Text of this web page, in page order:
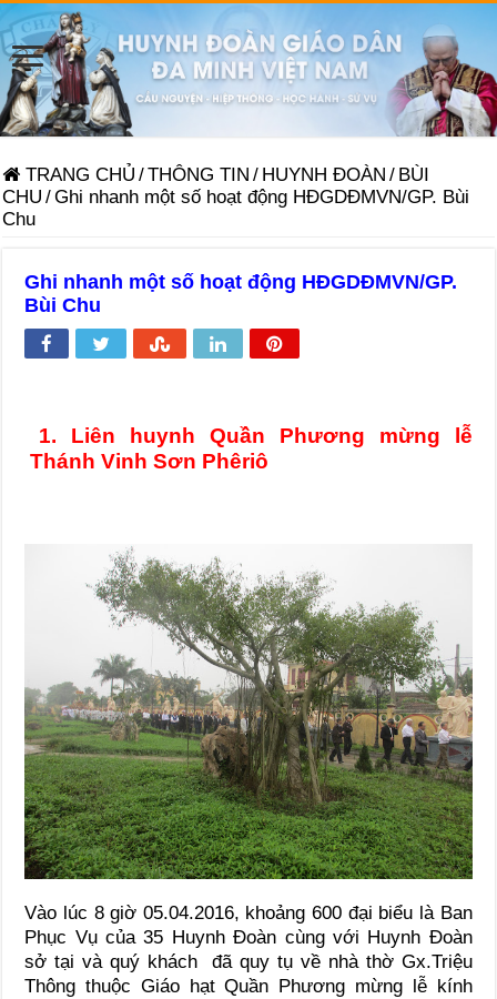
TRANG CHỦ /THÔNG TIN / HUYNH ĐOÀN / BÙI
CHU /Ghi nhanh một số hoạt động HĐGDĐMVN/GP. Bùi
Chu
Ghi nhanh một số hoạt động HĐGDĐMVN/GP.
Bùi Chu
1. Liên huynh Quần Phương mừng lễ
Thánh Vinh Sơn Phêriô
Vào lúc 8 giờ 05.04.2016, khoảng 600 đại biểu là Ban
Phục Vụ của 35 Huynh Đoàn cùng với Huynh Đoàn
sở tại và quý khách đã quy tụ về nhà thờ Gx.Triệu
Thông thuộc Giáo hạt Quần Phương mừng lễ kính